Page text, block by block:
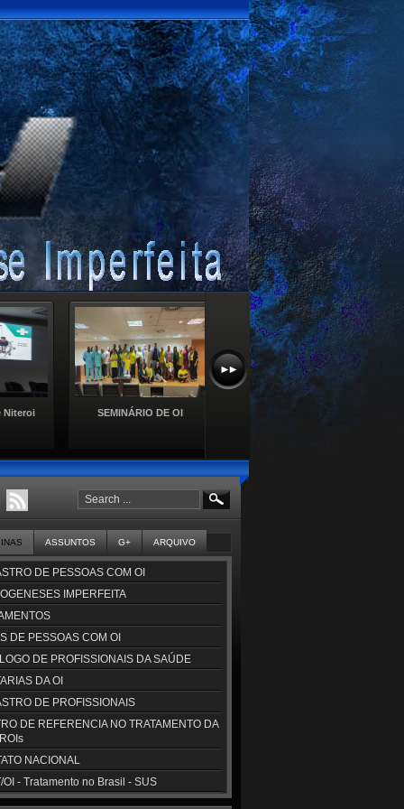
Niteroi SEMINÁRIO DE OI
ASSUNTOS G+ ARQUIVO
DE PESSOAS COM OI
IMPERFEITA
DE PESSOAS COM OI
DE PROFISSIONAIS DA SAÚDE
DA OI
DE PROFISSIONAIS
DE REFERENCIA NO TRATAMENTO DA
NACIONAL
OI - Tratamento no Brasil - SUS